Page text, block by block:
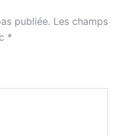
publiée. Les champs
*